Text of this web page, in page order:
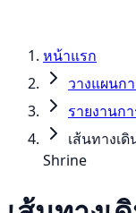
หน้าแรก
วางแผนก
รายงานก
เส้นทางเ
Shrine